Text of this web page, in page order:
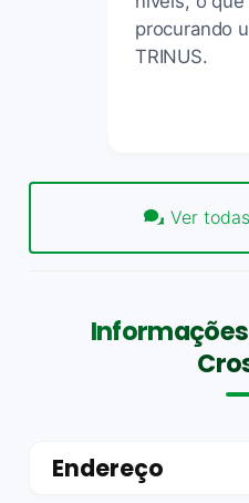
procurando
TRINUS.
Ver
Endereço